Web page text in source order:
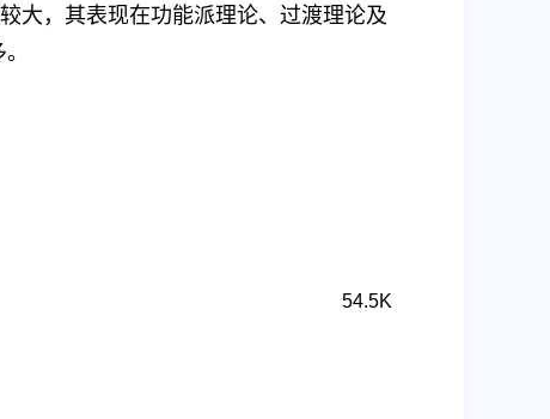
大，其表现在功能派理论、过渡理论及
54.5K